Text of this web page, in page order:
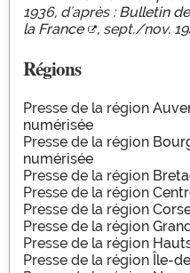
1936, d'après :Bulletin
la France
, sept./nov.
Régions
Presse de la région
numérisée
Presse de la région
numérisée
Presse de la région
Presse de la région
Presse de la région
Presse de la région
Presse de la région
Presse de la région Île-